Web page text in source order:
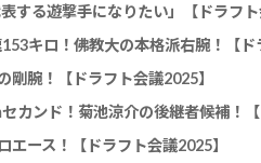
する遊撃手になりたい」【ドラフト
キロ！佛教大の本格派右腕！【ド
剛腕！【ドラフト会議2025】
カンド！菊池涼介の後継者候補！【
エース！【ドラフト会議2025】